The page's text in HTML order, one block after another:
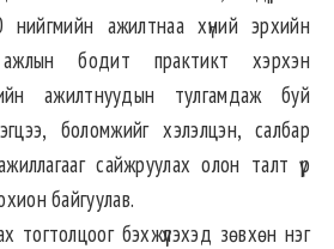
ажилтнаа хүний эрхийн
бодит практикт хэрхэн
ажилтнуудын тулгамдаж буй
боломжийг хэлэлцэн, салбар
сайжруулах олон талт үр
байгуулав.
тогтолцоог бэхжүүлэхэд зөвхөн нэг